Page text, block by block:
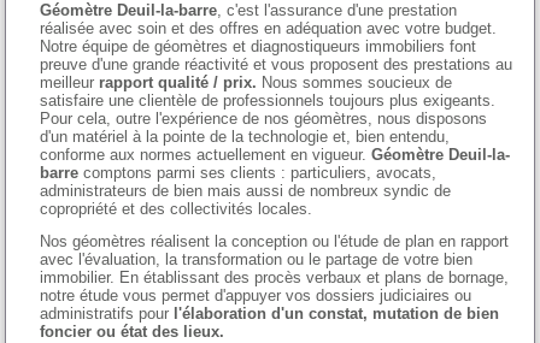
Géomètre Deuil-la-barre, c'est l'assurance d'une prestation
réalisée avec soin et des offres en adéquation avec votre budget.
Notre équipe de géomètres et diagnostiqueurs immobiliers font
preuve d'une grande réactivité et vous proposent des prestations au
meilleur rapport qualité / prix. Nous sommes soucieux de
satisfaire une clientèle de professionnels toujours plus exigeants.
Pour cela, outre l'expérience de nos géomètres, nous disposons
d'un matériel à la pointe de la technologie et, bien entendu,
conforme aux normes actuellement en vigueur.Géomètre Deuil-la-
barre comptons parmi ses clients : particuliers, avocats,
administrateurs de bien mais aussi de nombreux syndic de
copropriété et des collectivités locales.
Nos géomètres réalisent la conception ou l'étude de plan en rapport
avec l'évaluation, la transformation ou le partage de votre bien
immobilier. En établissant des procès verbaux et plans de bornage,
notre étude vous permet d'appuyer vos dossiers judiciaires ou
administratifs pour l'élaboration d'un constat, mutation de bien
foncier ou état des lieux.